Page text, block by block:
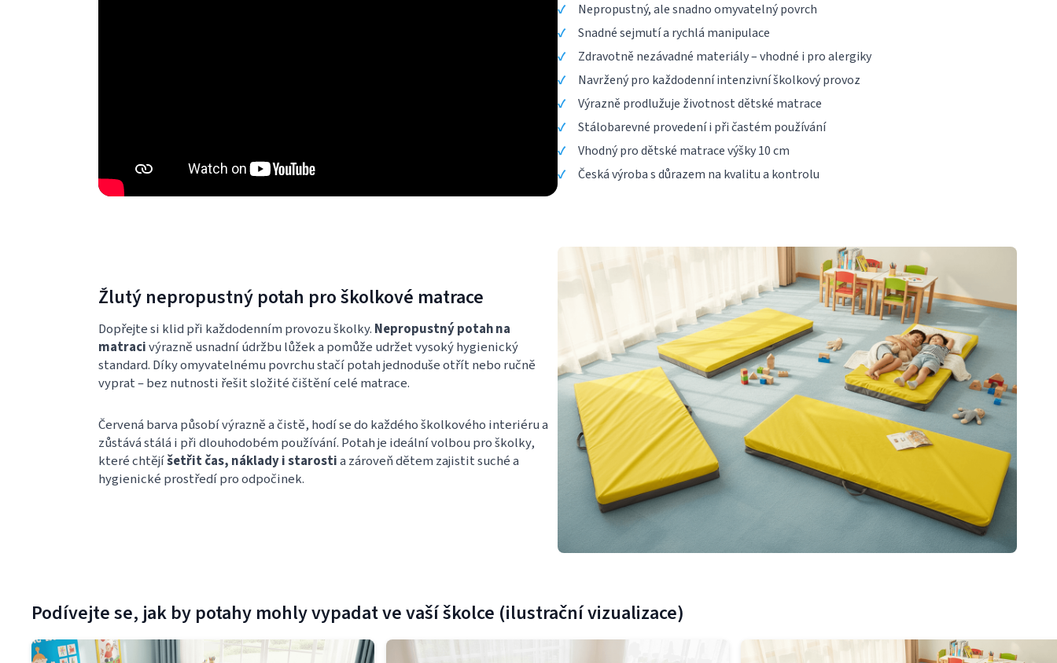
Nepropustný, ale snadno omyvatelný povrch
Snadné sejmutí a rychlá manipulace
Zdravotně nezávadné materiály – vhodné i pro alergiky
Navržený pro každodenní intenzivní školkový provoz
Výrazně prodlužuje životnost dětské matrace
Stálobarevné provedení i při častém používání
Vhodný pro dětské matrace výšky 10 cm
Česká výroba s důrazem na kvalitu a kontrolu
Žlutý nepropustný potah pro školkové matrace
Dopřejte si klid při každodenním provozu školky. Nepropustný potah na
matracivýrazně usnadní údržbu lůžek a pomůže udržet vysoký hygienický
standard. Díky omyvatelnému povrchu stačí potah jednoduše otřít nebo ručně
vyprat – bez nutnosti řešit složité čištění celé matrace.
Červená barva působí výrazně a čistě, hodí se do každého školkového interiéru a
zůstává stálá i při dlouhodobém používání. Potah je ideální volbou pro školky,
které chtějíšetřit čas, náklady i starostia zároveň dětem zajistit suché a
hygienické prostředí pro odpočinek.
Podívejte se, jak by potahy mohly vypadat ve vaší školce (ilustrační vizualizace)